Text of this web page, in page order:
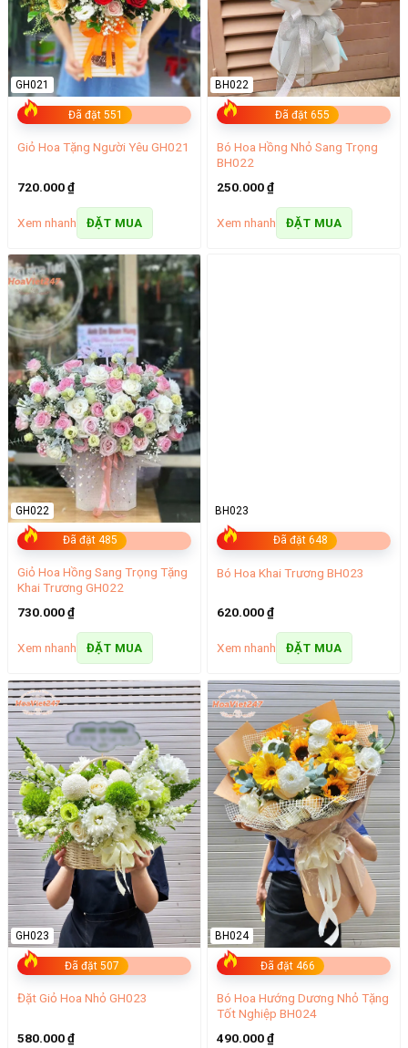
Đã đặt 551
GH021
Giỏ Hoa Tặng Người Yêu GH021
720.000₫
Xem nhanh ĐẶT MUA
Đã đặt 655
BH022
Bó Hoa Hồng Nhỏ Sang Trọng
BH022
250.000₫
Xem nhanh ĐẶT MUA
Đã đặt 485
GH022
Giỏ Hoa Hồng Sang Trọng Tặng
Khai Trương GH022
730.000₫
Xem nhanh ĐẶT MUA
Đã đặt 648
BH023
Bó Hoa Khai Trương BH023
620.000₫
Xem nhanh ĐẶT MUA
Đã đặt 507
GH023
Đặt Giỏ Hoa Nhỏ GH023
580.000₫
Đã đặt 466
BH024
Bó Hoa Hướng Dương Nhỏ Tặng
Tốt Nghiệp BH024
490.000₫